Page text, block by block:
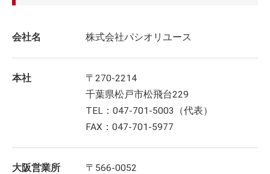
会社名 株式会社パシオリユース
本社
〒270-2214
千葉県松戸市松飛台229
TEL：047-701-5003（代表）
FAX：047-701-5977
大阪営業所
〒566-0052